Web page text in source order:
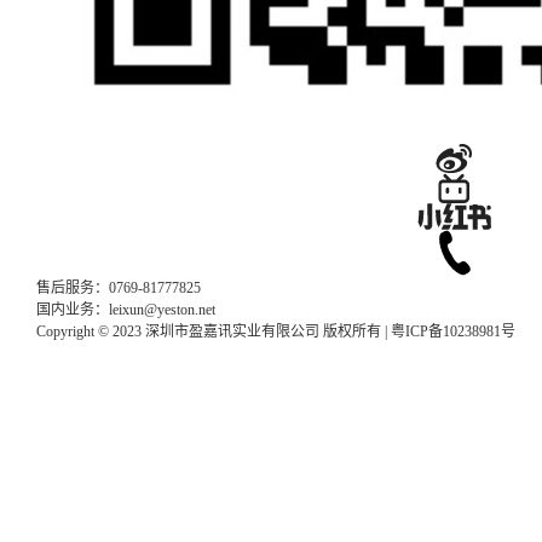
售后服务：0769-81777825
国内业务：leixun@yeston.net
Copyright © 2023 深圳市盈嘉讯实业有限公司 版权所有 | 粤ICP备10238981号